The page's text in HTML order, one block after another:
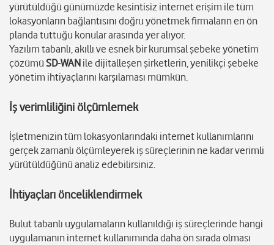
yürütüldüğü günümüzde kesintisiz internet erişim ile tüm
lokasyonların bağlantısını doğru yönetmek firmaların en ön
planda tuttuğu konular arasında yer alıyor.
Yazılım tabanlı, akıllı ve esnek bir kurumsal şebeke yönetim
çözümü SD-WAN ile dijitalleşen şirketlerin, yenilikçi şebeke
yönetim ihtiyaçlarını karşılaması mümkün.
İş verimliliğini ölçümlemek
İşletmenizin tüm lokasyonlarındaki internet kullanımlarını
gerçek zamanlı ölçümleyerek iş süreçlerinin ne kadar verimli
yürütüldüğünü analiz edebilirsiniz.
İhtiyaçları önceliklendirmek
Bulut tabanlı uygulamaların kullanıldığı iş süreçlerinde hangi
uygulamanın internet kullanımında daha ön sırada olması